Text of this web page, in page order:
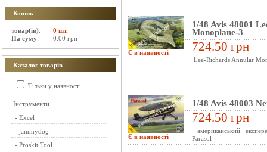
Кошик
товар(ів):
0 шт.
На суму: 0.00 грн
Каталог товарів
Тільки у наявності
Інструменти
- Excel
- jammydog
- Proskit Tool
Є в наявності
1/48 Avis 48001
Monoplane-3
724.50 грн
Lee-Richards Annular
Є в наявності
1/48 Avis 48003
724.50 грн
американський
Parasol